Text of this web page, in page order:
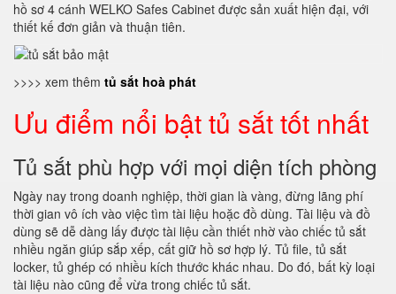
hồ sơ 4 cánh WELKO Safes Cabinet được sản xuất hiện đại, với
thiết kế đơn giản và thuận tiên.
>>>> xem thêm tủ sắt hoà phát
Ưu điểm nổi bật tủ sắt tốt nhất
Tủ sắt phù hợp với mọi diện tích phòng
Ngày nay trong doanh nghiệp, thời gian là vàng, đừng lãng phí
thời gian vô ích vào việc tìm tài liệu hoặc đồ dùng. Tài liệu và đồ
dùng sẽ dễ dàng lấy được tài liệu cần thiết nhờ vào chiếc tủ sắt
nhiều ngăn giúp sắp xếp, cất giữ hồ sơ hợp lý. Tủ file, tủ sắt
locker, tủ ghép có nhiều kích thước khác nhau. Do đó, bất kỳ loại
tài liệu nào cũng để vừa trong chiếc tủ sắt.